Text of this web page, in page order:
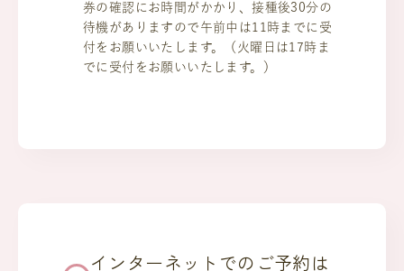
券の確認にお時間がかかり、接種後30分の
待機がありますので午前中は11時までに受
付をお願いいたします。（火曜日は17時ま
でに受付をお願いいたします。）
インターネットでのご予約は